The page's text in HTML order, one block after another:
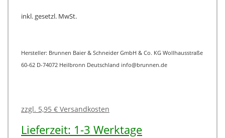
inkl. gesetzl. MwSt.
Hersteller: Brunnen Baier & Schneider GmbH & Co. KG Wollhausstraße
60-62 D-74072 Heilbronn Deutschland info@brunnen.de
zzgl. 5,95 € Versandkosten
Lieferzeit: 1-3 Werktage